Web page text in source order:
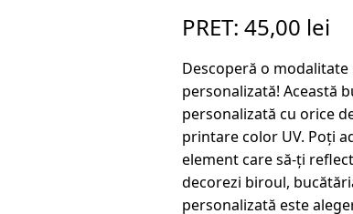
PRET: 45,00 lei
Descoperă o
personalizată! Această
personalizată cu orice
printare color UV. Poți
element care să-ți
decorezi biroul,
personalizată este